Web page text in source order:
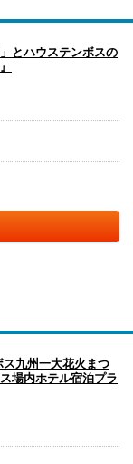
とハウステンボスの
ス九州一大花火まつ
場内ホテル宿泊プラ